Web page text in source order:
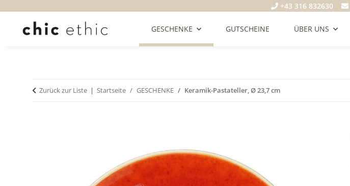
+43 316 832630
GESCHENKE GUTSCHEINE ÜBER UNS
Zurück zur Liste Startseite GESCHENKE Keramik-Pastateller, Ø 23,7 cm